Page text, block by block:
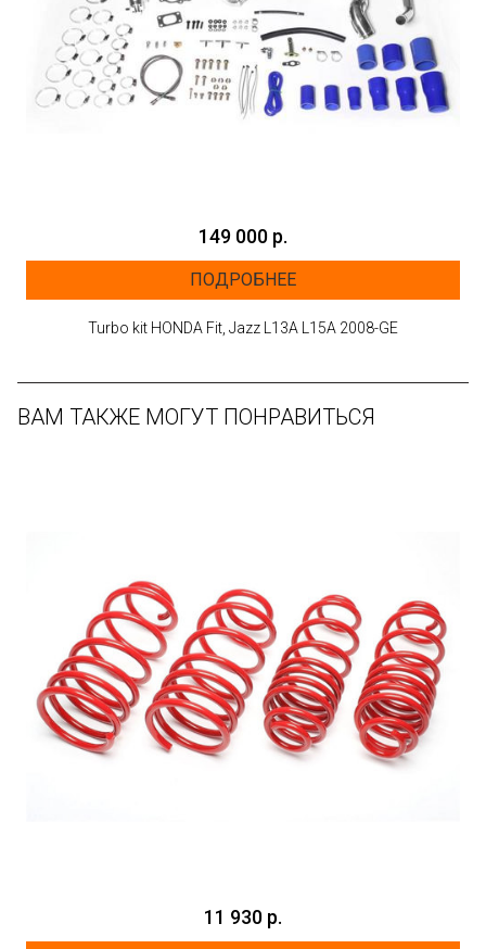
149 000 р.
ПОДРОБНЕЕ
Turbo kit HONDA Fit, Jazz L13A L15A 2008-GE
ВАМ ТАКЖЕ МОГУТ ПОНРАВИТЬСЯ
11 930 р.